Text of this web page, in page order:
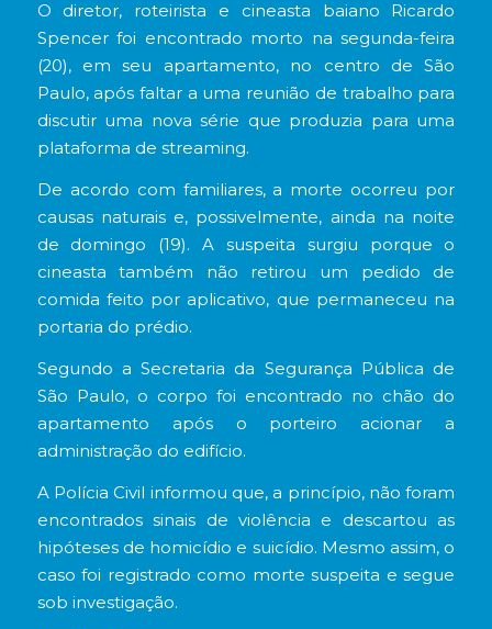
O diretor, roteirista e cineasta baiano Ricardo
Spencer foi encontrado morto na segunda-feira
(20), em seu apartamento, no centro de São
Paulo, após faltar a uma reunião de trabalho para
discutir uma nova série que produzia para uma
plataforma de streaming.
De acordo com familiares, a morte ocorreu por
causas naturais e, possivelmente, ainda na noite
de domingo (19). A suspeita surgiu porque o
cineasta também não retirou um pedido de
comida feito por aplicativo, que permaneceu na
portaria do prédio.
Segundo a Secretaria da Segurança Pública de
São Paulo, o corpo foi encontrado no chão do
apartamento após o porteiro acionar a
administração do edifício.
A Polícia Civil informou que, a princípio, não foram
encontrados sinais de violência e descartou as
hipóteses de homicídio e suicídio. Mesmo assim, o
caso foi registrado como morte suspeita e segue
sob investigação.